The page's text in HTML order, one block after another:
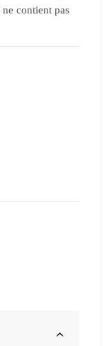
contient pas